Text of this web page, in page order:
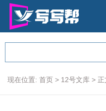
现在位置: 首页 > 12号文库 > 正